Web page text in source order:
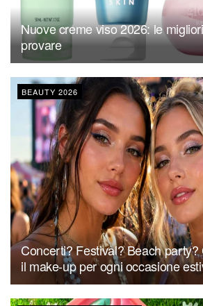
Nuove creme viso 2026: le
provare
BEAUTY 2026
Concerti? Festival? Beach
il make-up per ogni occasione